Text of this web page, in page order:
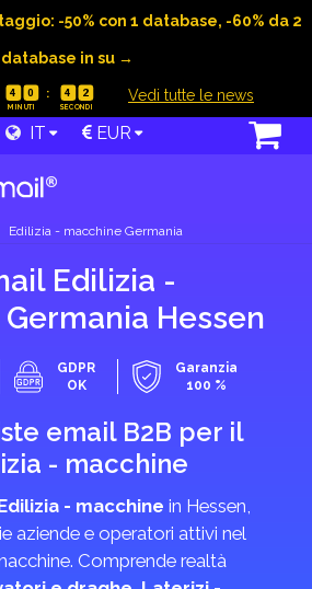
-50% con 1 database, -60% da 2
database in su →
4 0 4 1 Vedi tutte le news
IT EUR
Edilizia - macchine Germania
Edilizia -
Hessen
GDPR
OK
Garanzia
100 %
email B2B per il
- macchine
- macchine in Hessen,
aziende e operatori attivi nel
Comprende realtà